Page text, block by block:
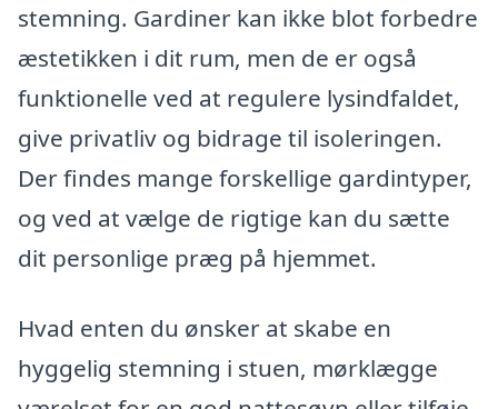
stemning. Gardiner kan ikke blot forbedre
æstetikken i dit rum, men de er også
funktionelle ved at regulere lysindfaldet,
give privatliv og bidrage til isoleringen.
Der findes mange forskellige gardintyper,
og ved at vælge de rigtige kan du sætte
dit personlige præg på hjemmet.
Hvad enten du ønsker at skabe en
hyggelig stemning i stuen, mørklægge